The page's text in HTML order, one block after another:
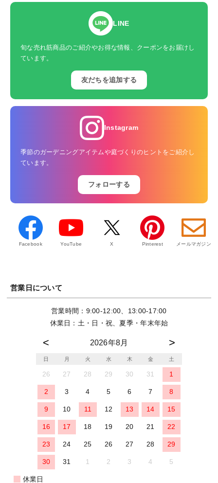
LINE
旬な売れ筋商品のご紹介やお得な情報、クーポンをお届けし
ています。
友だちを追加する
Instagram
季節のガーデニングアイテムや庭づくりのヒントをご紹介し
ています。
フォローする
Facebook YouTube X Pinterest メールマガジン
営業日について
営業時間：9:00-12:00、13:00-17:00
休業日：土・日・祝、夏季・年末年始
2026年8月
日 月 火 水 木 金 土
26 27 28 29 30 31 1
2 3 4 5 6 7 8
9 10 11 12 13 14 15
16 17 18 19 20 21 22
23 24 25 26 27 28 29
30 31 1 2 3 4 5
休業日